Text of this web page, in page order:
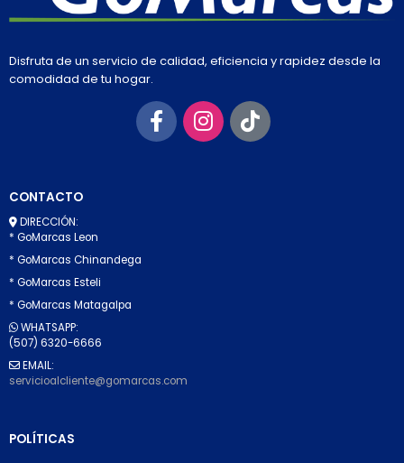
Disfruta de un servicio de calidad, eficiencia y rapidez desde la
comodidad de tu hogar.
CONTACTO
DIRECCIÓN:
* GoMarcas Leon
* GoMarcas Chinandega
* GoMarcas Esteli
* GoMarcas Matagalpa
WHATSAPP:
(507) 6320-6666
EMAIL:
servicioalcliente@gomarcas.com
POLÍTICAS